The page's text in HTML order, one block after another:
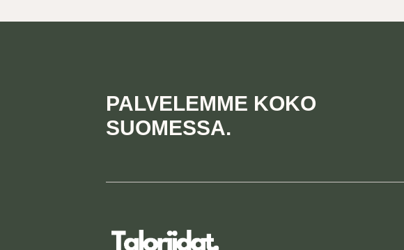
PALVELEMME KOKO
SUOMESSA.